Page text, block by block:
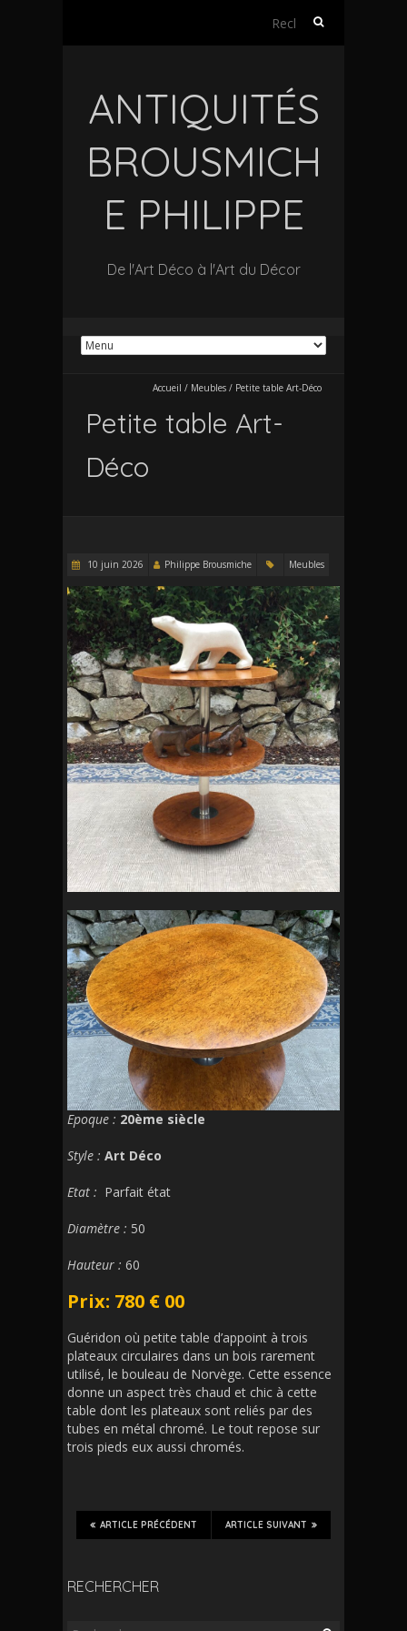
Rechercher :
ANTIQUITÉS
BROUSMICH
E PHILIPPE
De l'Art Déco à l'Art du Décor
Accueil / Meubles / Petite table Art-Déco
Petite table Art-
Déco
10 juin 2026 Philippe Brousmiche Meubles
Epoque : 20ème siècle
Style : Art Déco
Etat : Parfait état
Diamètre : 50
Hauteur : 60
Prix: 780 € 00
Guéridon où petite table d’appoint à trois
plateaux circulaires dans un bois rarement
utilisé, le bouleau de Norvège. Cette essence
donne un aspect très chaud et chic à cette
table dont les plateaux sont reliés par des
tubes en métal chromé. Le tout repose sur
trois pieds eux aussi chromés.
ARTICLE SUIVANT
ARTICLE PRÉCÉDENT
RECHERCHER